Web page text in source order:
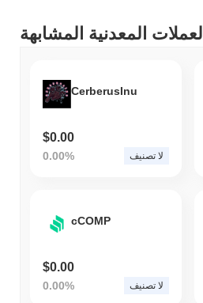
العملات المعدنية المشابهة
CerberusInu
$0.00
0.00% لا تصنيف
cCOMP
$0.00
0.00% لا تصنيف